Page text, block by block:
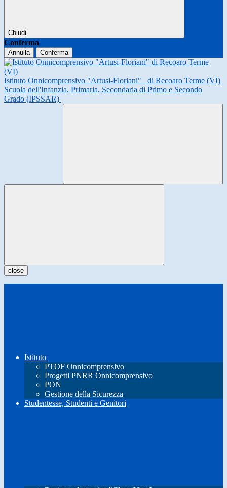
Chiudi
Conferma
Annulla Conferma
Istituto Onnicomprensivo "Artusi-Floriani"
di Recoaro Terme (VI)
Scuola dell'Infanzia, Primaria, Secondaria di Primo e Secondo
Grado (IPSSAR)
close
Istituto
PTOF Onnicomprensivo
Progetti PNRR Onnicomprensivo
PON
Gestione della Sicurezza
Studentesse, Studenti e Genitori